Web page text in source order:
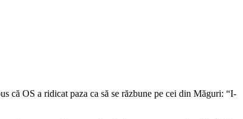
că OS a ridicat paza ca să se răzbune pe cei din Măguri: “I-